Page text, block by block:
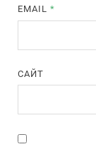
EMAIL*
САЙТ